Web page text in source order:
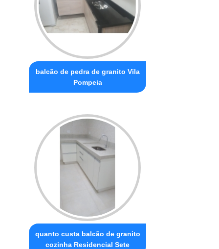
balcão de pedra de granito Vila
Pompeia
quanto custa balcão de granito
cozinha Residencial Sete